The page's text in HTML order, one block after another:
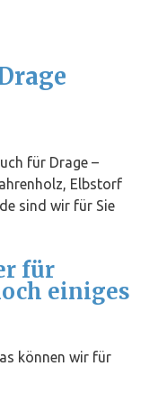
für Drage –
Elbstorf
sind wir für Sie
für
einiges
können wir für